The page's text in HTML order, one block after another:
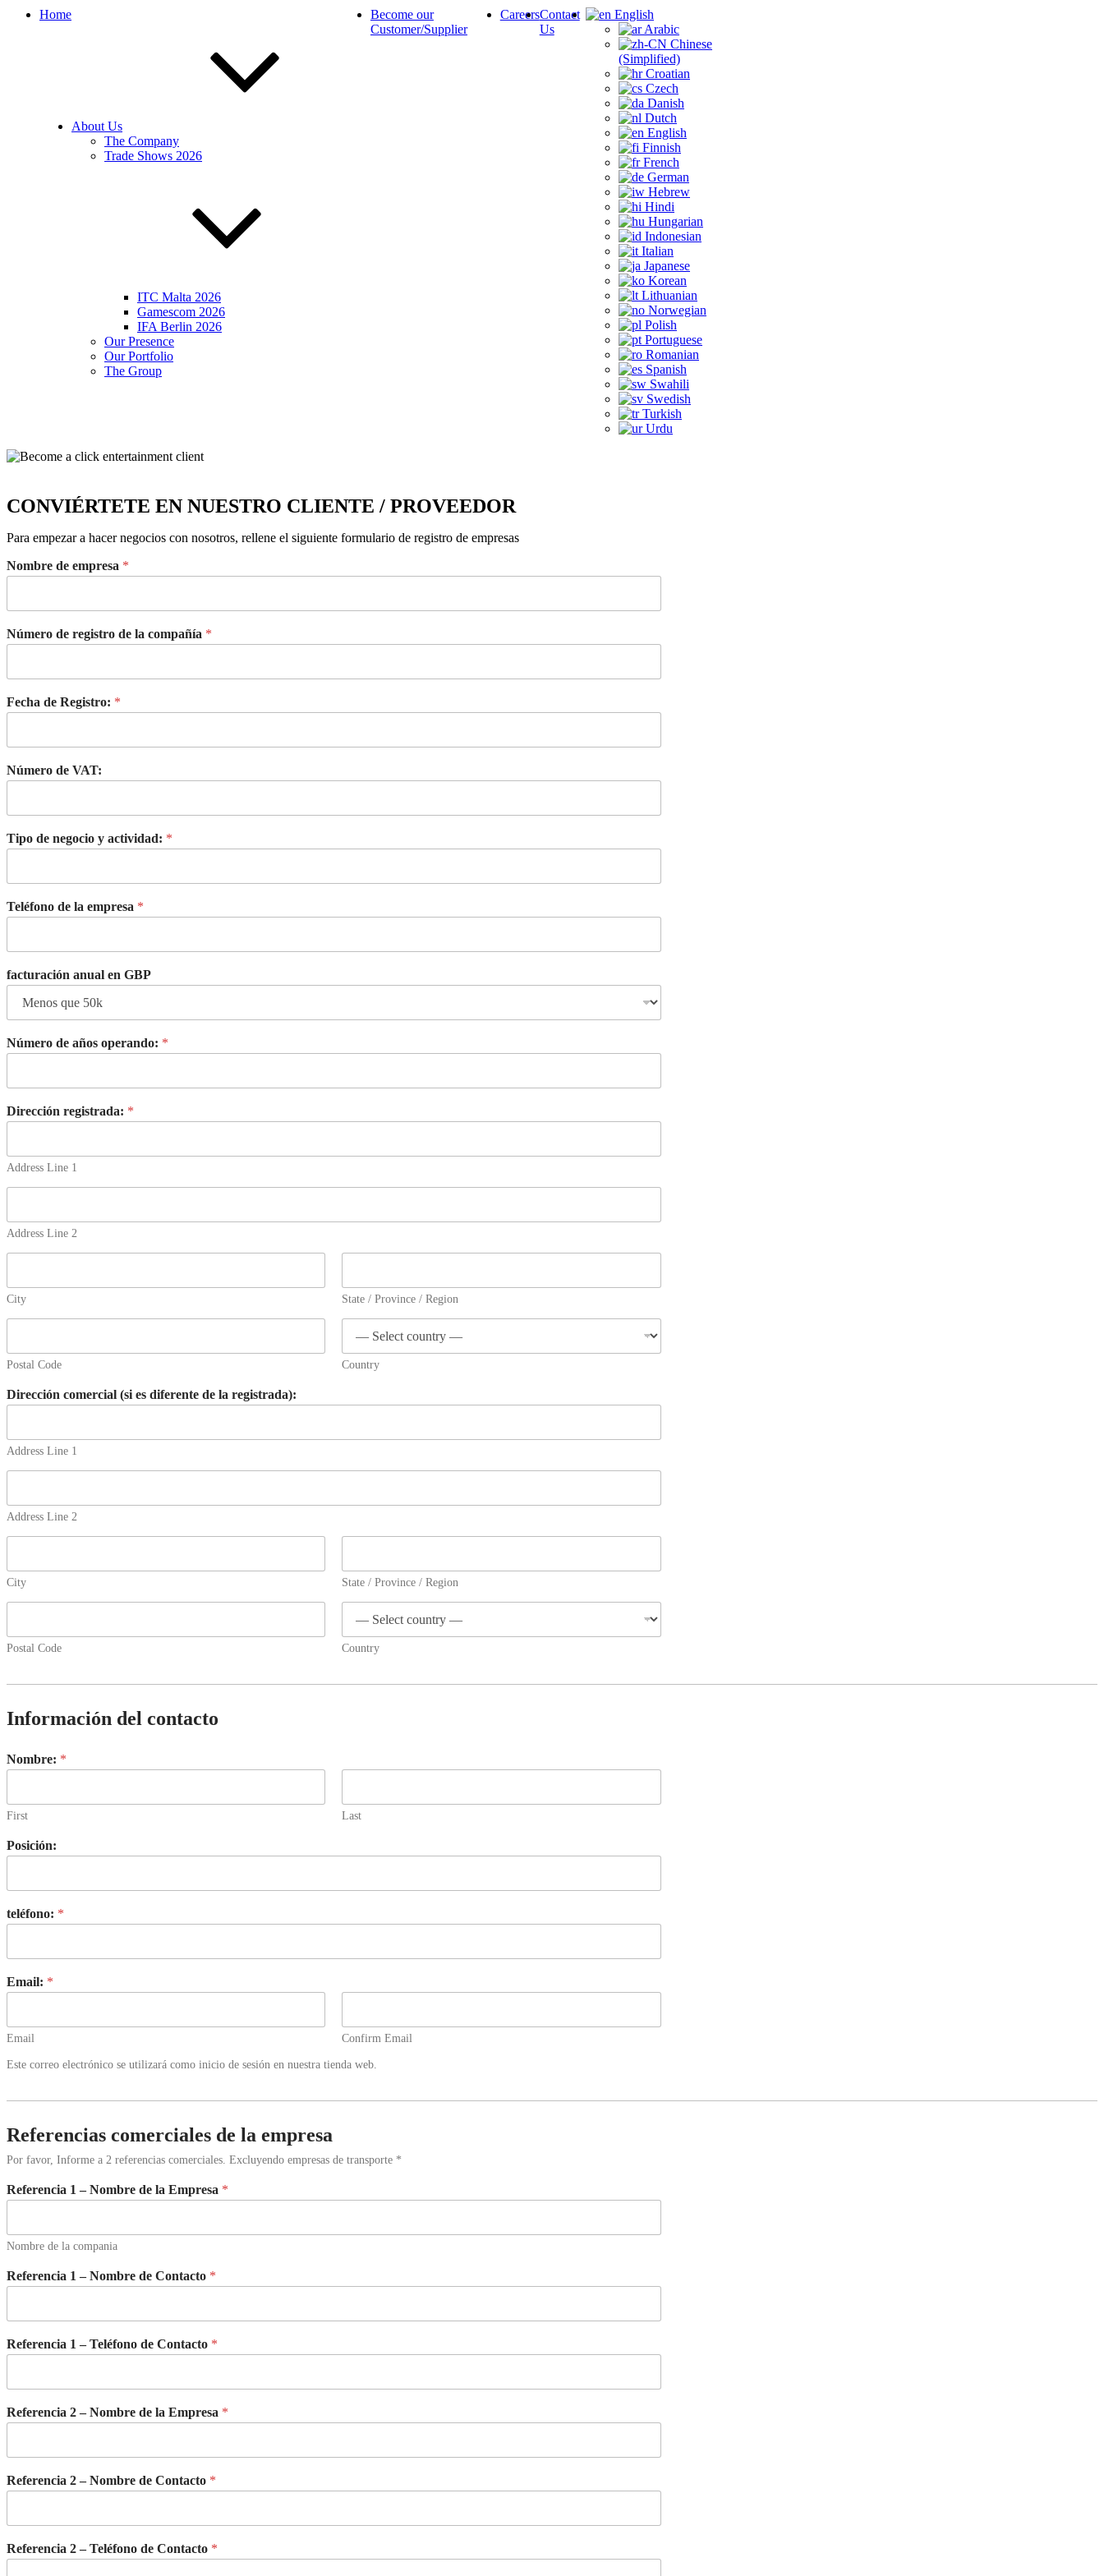
Home
About Us
The Company
Trade Shows 2026
ITC Malta 2026
Gamescom 2026
IFA Berlin 2026
Our Presence
Our Portfolio
The Group
Become our
Customer/Supplier
CareersContact
Us
English
Arabic
Chinese
(Simplified)
Croatian
Czech
Danish
Dutch
English
Finnish
French
German
Hebrew
Hindi
Hungarian
Indonesian
Italian
Japanese
Korean
Lithuanian
Norwegian
Polish
Portuguese
Romanian
Spanish
Swahili
Swedish
Turkish
Urdu
CONVIÉRTETE EN NUESTRO CLIENTE / PROVEEDOR
Para empezar a hacer negocios con nosotros, rellene el siguiente formulario de registro de empresas
Nombre de empresa *
Número de registro de la compañía *
Fecha de Registro: *
Número de VAT:
Tipo de negocio y actividad: *
Teléfono de la empresa *
facturación anual en GBP
Número de años operando: *
Dirección registrada: *
Address Line 1
Address Line 2
City State / Province / Region
Postal Code Country
Dirección comercial (si es diferente de la registrada):
Address Line 1
Address Line 2
City State / Province / Region
Postal Code Country
Información del contacto
Nombre: *
First Last
Posición:
teléfono: *
Email: *
Email Confirm Email
Este correo electrónico se utilizará como inicio de sesión en nuestra tienda web.
Referencias comerciales de la empresa
Por favor, Informe a 2 referencias comerciales. Excluyendo empresas de transporte *
Referencia 1 – Nombre de la Empresa *
Nombre de la compania
Referencia 1 – Nombre de Contacto *
Referencia 1 – Teléfono de Contacto *
Referencia 2 – Nombre de la Empresa *
Referencia 2 – Nombre de Contacto *
Referencia 2 – Teléfono de Contacto *